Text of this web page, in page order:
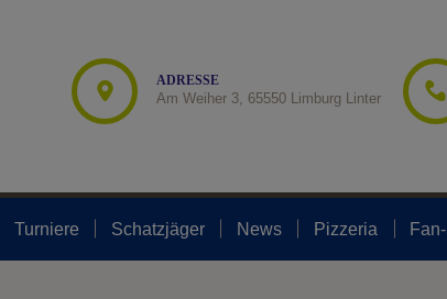
ADRESSE
Am Weiher 3, 65550 Limburg Linter
Turniere Schatzjäger News Pizzeria
GOLF
& SPIEL